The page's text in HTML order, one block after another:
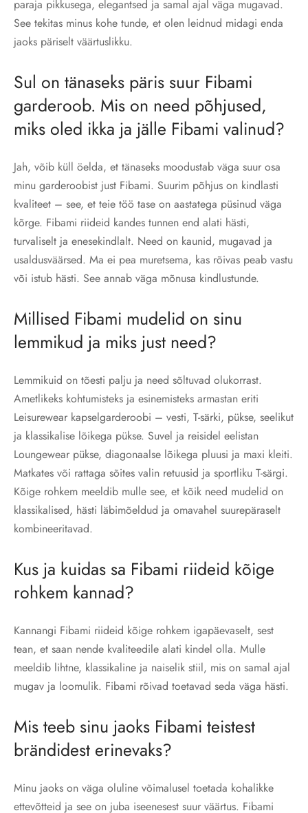
paraja pikkusega, elegantsed ja samal ajal väga mugavad.
See tekitas minus kohe tunde, et olen leidnud midagi enda
jaoks päriselt väärtuslikku.
Sul on tänaseks päris suur Fibami
garderoob. Mis on need põhjused,
miks oled ikka ja jälle Fibami valinud?
Jah, võib küll öelda, et tänaseks moodustab väga suur osa
minu garderoobist just Fibami. Suurim põhjus on kindlasti
kvaliteet – see, et teie töö tase on aastatega püsinud väga
kõrge. Fibami riideid kandes tunnen end alati hästi,
turvaliselt ja enesekindlalt. Need on kaunid, mugavad ja
usaldusväärsed. Ma ei pea muretsema, kas rõivas peab vastu
või istub hästi. See annab väga mõnusa kindlustunde.
Millised Fibami mudelid on sinu
lemmikud ja miks just need?
Lemmikuid on tõesti palju ja need sõltuvad olukorrast.
Ametlikeks kohtumisteks ja esinemisteks armastan eriti
Leisurewear kapselgarderoobi – vesti, T-särki, pükse, seelikut
ja klassikalise lõikega pükse. Suvel ja reisidel eelistan
Loungewear pükse, diagonaalse lõikega pluusi ja maxi kleiti.
Matkates või rattaga sõites valin retuusid ja sportliku T-särgi.
Kõige rohkem meeldib mulle see, et kõik need mudelid on
klassikalised, hästi läbimõeldud ja omavahel suurepäraselt
kombineeritavad.
Kus ja kuidas sa Fibami riideid kõige
rohkem kannad?
Kannangi Fibami riideid kõige rohkem igapäevaselt, sest
tean, et saan nende kvaliteedile alati kindel olla. Mulle
meeldib lihtne, klassikaline ja naiselik stiil, mis on samal ajal
mugav ja loomulik. Fibami rõivad toetavad seda väga hästi.
Mis teeb sinu jaoks Fibami teistest
brändidest erinevaks?
Minu jaoks on väga oluline võimalusel toetada kohalikke
ettevõtteid ja see on juba iseenesest suur väärtus. Fibami